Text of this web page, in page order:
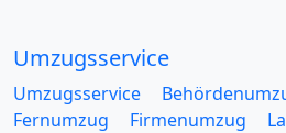
Umzugsservice
Umzugsservice
Fernumzug
Firmenumzug